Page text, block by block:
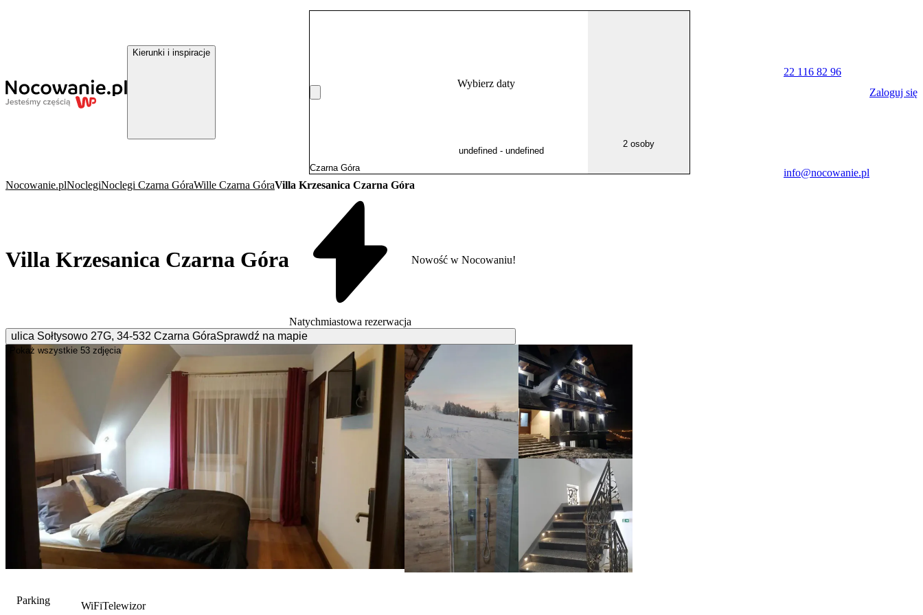
Kierunki i inspiracje
Wybierz daty
2 osoby
22 116 82 96
info@nocowanie.pl
Zaloguj się
Nocowanie.plNoclegiNoclegi Czarna GóraWille Czarna GóraVilla Krzesanica Czarna Góra
Villa Krzesanica Czarna Góra
Natychmiastowa rezerwacja
Nowość w Nocowaniu!
ulica Sołtysowo 27G, 34-532 Czarna GóraSprawdź na mapie
Pokaż wszystkie 53 zdjęcia
Parking
WiFiTelewizor